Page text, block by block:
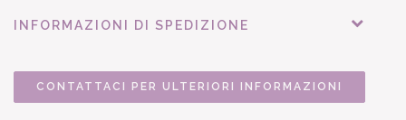
INFORMAZIONI DI SPEDIZIONE
CONTATTACI PER ULTERIORI INFORMAZIONI